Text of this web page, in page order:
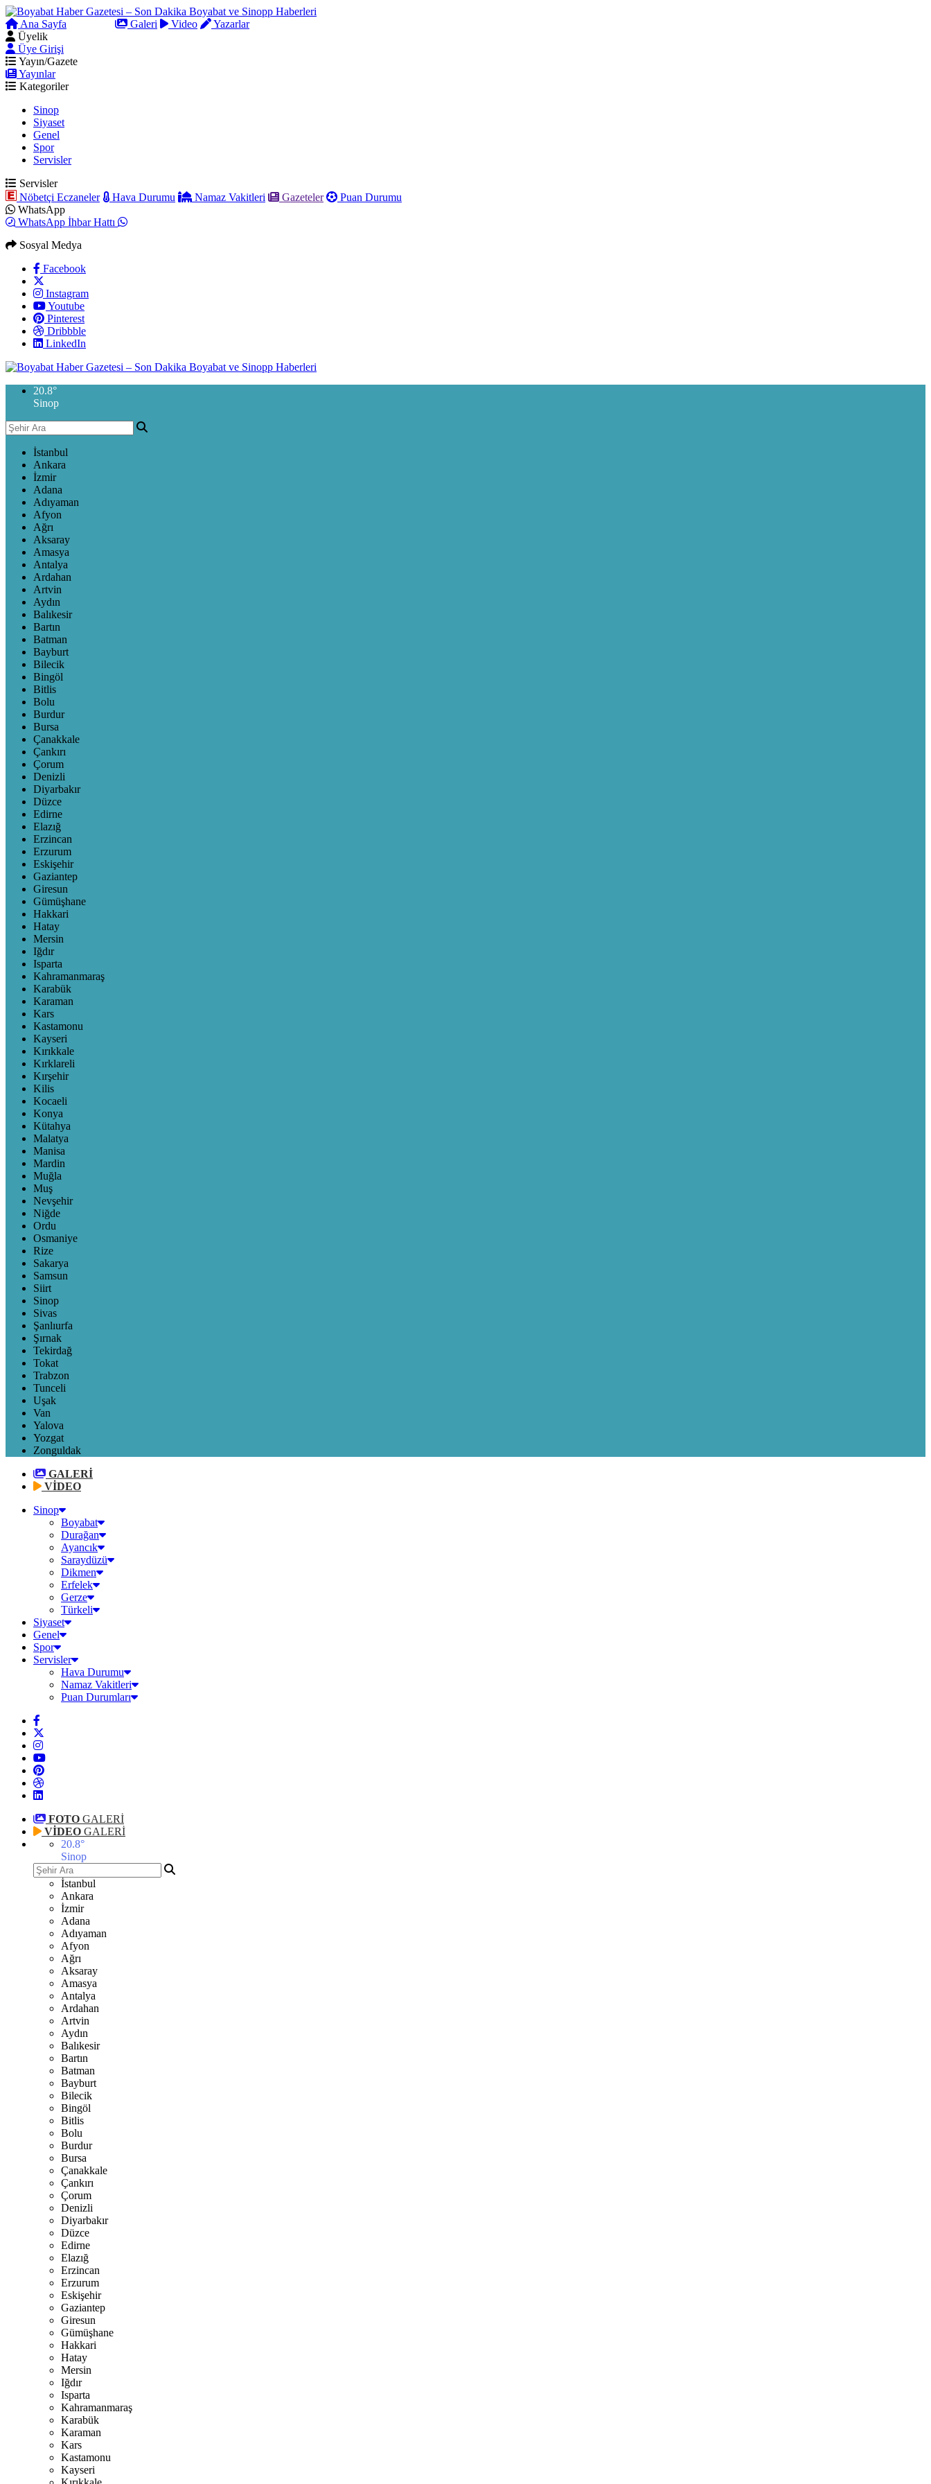
Ana Sayfa Galeri Video
Yazarlar
Üyelik
Üye Girişi
Yayın/Gazete
Yayınlar
Kategoriler
Sinop
Siyaset
Genel
Spor
Servisler
Servisler
Nöbetçi Eczaneler
Hava Durumu Namaz Vakitleri Gazeteler
Puan Durumu
WhatsApp
WhatsApp İhbar Hattı
Sosyal Medya
Facebook
Instagram
Youtube
Pinterest
Dribbble
LinkedIn
20.8°
Sinop
İstanbul
Ankara
İzmir
Adana
Adıyaman
Afyon
Ağrı
Aksaray
Amasya
Antalya
Ardahan
Artvin
Aydın
Balıkesir
Bartın
Batman
Bayburt
Bilecik
Bingöl
Bitlis
Bolu
Burdur
Bursa
Çanakkale
Çankırı
Çorum
Denizli
Diyarbakır
Düzce
Edirne
Elazığ
Erzincan
Erzurum
Eskişehir
Gaziantep
Giresun
Gümüşhane
Hakkari
Hatay
Mersin
Iğdır
Isparta
Kahramanmaraş
Karabük
Karaman
Kars
Kastamonu
Kayseri
Kırıkkale
Kırklareli
Kırşehir
Kilis
Kocaeli
Konya
Kütahya
Malatya
Manisa
Mardin
Muğla
Muş
Nevşehir
Niğde
Ordu
Osmaniye
Rize
Sakarya
Samsun
Siirt
Sinop
Sivas
Şanlıurfa
Şırnak
Tekirdağ
Tokat
Trabzon
Tunceli
Uşak
Van
Yalova
Yozgat
Zonguldak
GALERİ
VİDEO
Sinop
Boyabat
Durağan
Ayancık
Saraydüzü
Dikmen
Erfelek
Gerze
Türkeli
Siyaset
Genel
Spor
Servisler
Hava Durumu
Namaz Vakitleri
Puan Durumları
FOTO GALERİ
VİDEO GALERİ
20.8°
Sinop
İstanbul
Ankara
İzmir
Adana
Adıyaman
Afyon
Ağrı
Aksaray
Amasya
Antalya
Ardahan
Artvin
Aydın
Balıkesir
Bartın
Batman
Bayburt
Bilecik
Bingöl
Bitlis
Bolu
Burdur
Bursa
Çanakkale
Çankırı
Çorum
Denizli
Diyarbakır
Düzce
Edirne
Elazığ
Erzincan
Erzurum
Eskişehir
Gaziantep
Giresun
Gümüşhane
Hakkari
Hatay
Mersin
Iğdır
Isparta
Kahramanmaraş
Karabük
Karaman
Kars
Kastamonu
Kayseri